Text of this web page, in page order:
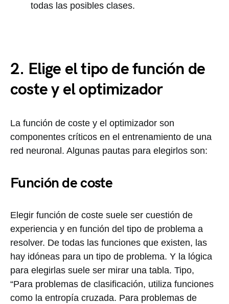
todas las posibles clases.
2. Elige el tipo de función de
coste y el optimizador
La función de coste y el optimizador son
componentes críticos en el entrenamiento de una
red neuronal. Algunas pautas para elegirlos son:
Función de coste
Elegir función de coste suele ser cuestión de
experiencia y en función del tipo de problema a
resolver. De todas las funciones que existen, las
hay idóneas para un tipo de problema. Y la lógica
para elegirlas suele ser mirar una tabla. Tipo,
“Para problemas de clasificación, utiliza funciones
como la entropía cruzada. Para problemas de